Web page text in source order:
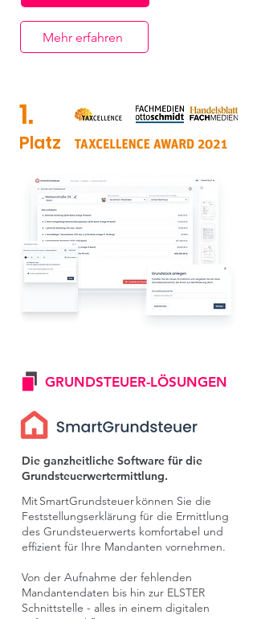
Mehr erfahren
1.
Platz
GRUNDSTEUER-LÖSUNGEN
Die ganzheitliche Software für die
Grundsteuerwertermittlung.
Mit SmartGrundsteuer können Sie die
Feststellungserklärung für die Ermittlung
des Grundsteuerwerts komfortabel und
effizient für Ihre Mandanten vornehmen.
Von der Aufnahme der fehlenden
Mandantendaten bis hin zur ELSTER
Schnittstelle - alles in einem digitalen